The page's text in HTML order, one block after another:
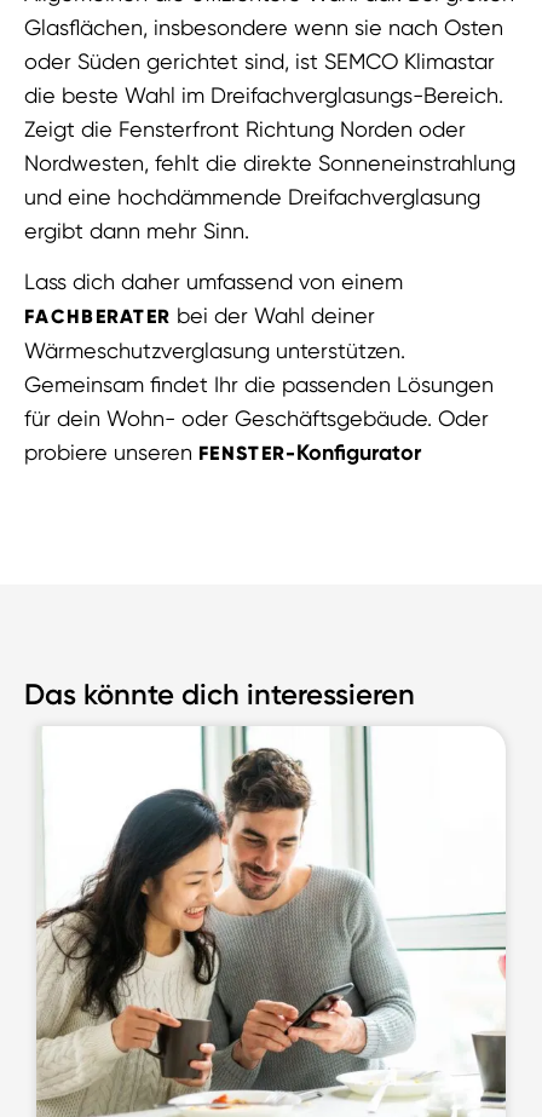
Glasflächen, insbesondere wenn sie nach Osten
oder Süden gerichtet sind, ist SEMCO Klimastar
die beste Wahl im Dreifachverglasungs-Bereich.
Zeigt die Fensterfront Richtung Norden oder
Nordwesten, fehlt die direkte Sonneneinstrahlung
und eine hochdämmende Dreifachverglasung
ergibt dann mehr Sinn.
Lass dich daher umfassend von einem
FACHBERATER bei der Wahl deiner
Wärmeschutzverglasung unterstützen.
Gemeinsam findet Ihr die passenden Lösungen
für dein Wohn- oder Geschäftsgebäude. Oder
probiere unseren FENSTER-Konfigurator
Das könnte dich interessieren